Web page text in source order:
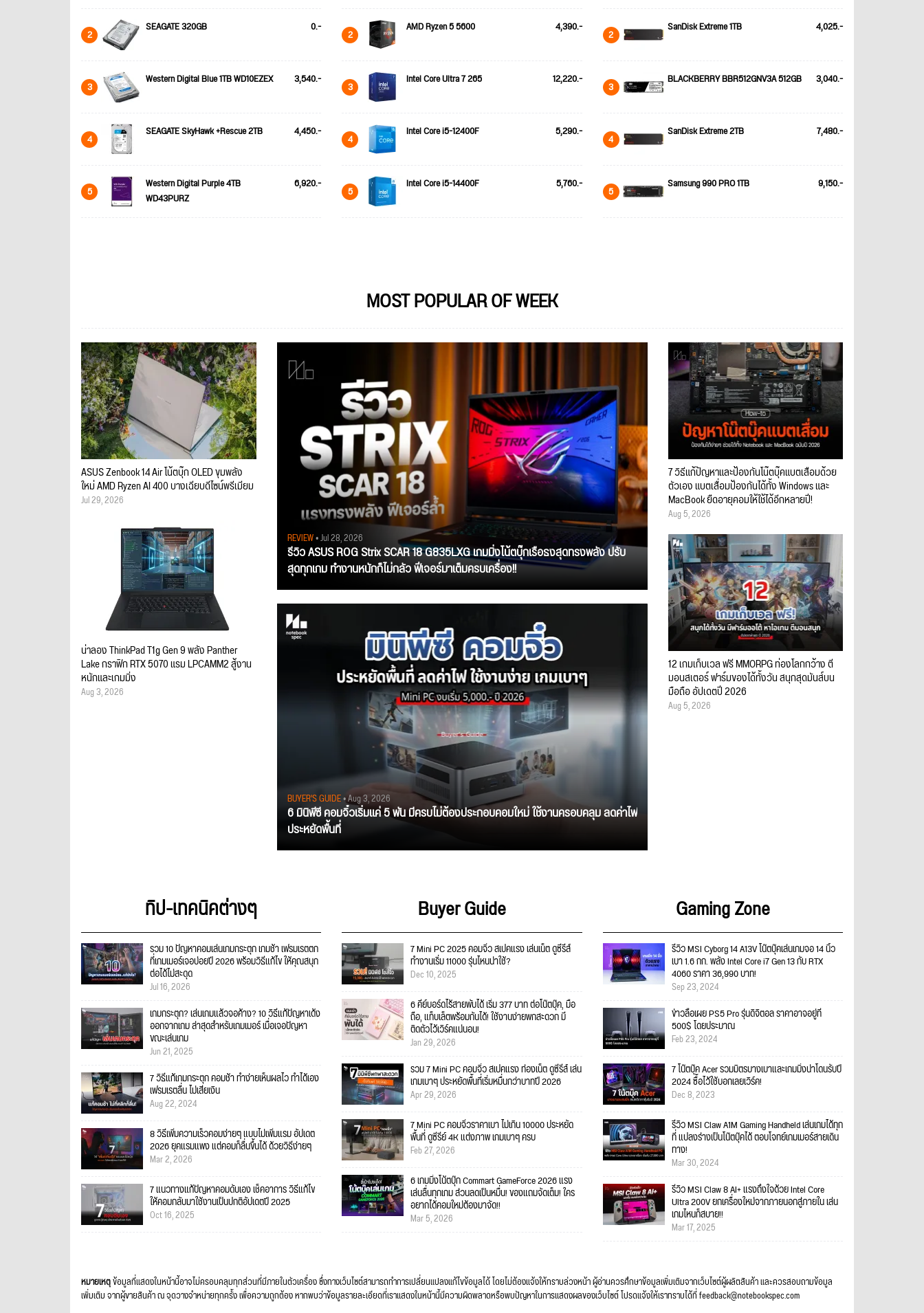
2 SEAGATE 320GB 0.-
3 Western Digital Blue 1TB WD10EZEX 3,540.-
4 SEAGATE SkyHawk +Rescue 2TB 4,450.-
5
Western Digital Purple 4TB
WD43PURZ
6,920.-
2 AMD Ryzen 5 5600 4,390.-
3 Intel Core Ultra 7 265 12,220.-
4 Intel Core i5-12400F 5,290.-
5 Intel Core i5-14400F 5,760.-
2 SanDisk Extreme 1TB 4,025.-
3 BLACKBERRY BBR512GNV3A 512GB 3,040.-
4 SanDisk Extreme 2TB 7,480.-
5 Samsung 990 PRO 1TB 9,150.-
MOST POPULAR OF WEEK
REVIEW• Jul 28, 2026
รีวิว ASUS ROG Strix SCAR 18 G835LXG เกมมิ่งโน้ตบุ๊กเรือธงสุดทรงพลัง ปรับ
สุดทุกเกม ทำงานหนักก็ไม่กลัว ฟีเจอร์มาเต็มครบเครื่อง!!
BUYER'S GUIDE• Aug 3, 2026
6 มินิพีซี คอมจิ๋วเริ่มแค่ 5 พัน มีครบไม่ต้องประกอบคอมใหม่ ใช้งานครอบคลุม ลดค่าไฟ
ประหยัดพื้นที่
ASUS Zenbook 14 Air โน้ตบุ๊ก OLED ขุมพลัง
ใหม่ AMD Ryzen AI 400 บางเฉียบดีไซน์พรีเมียม
Jul 29, 2026
น่าลอง ThinkPad T1g Gen 9 พลัง Panther
Lake กราฟิก RTX 5070 แรม LPCAMM2 สู้งาน
หนักและเกมมิ่ง
Aug 3, 2026
7 วิธีแก้ปัญหาและป้องกันโน๊ตบุ๊คแบตเสื่อมด้วย
ตัวเอง แบตเสื่อมป้องกันได้ทั้ง Windows และ
MacBook ยืดอายุคอมให้ใช้ได้อีกหลายปี!
Aug 5, 2026
12 เกมเก็บเวล ฟรี MMORPG ท่องโลกกว้าง ตี
มอนสเตอร์ ฟาร์มของได้ทั้งวัน สนุกสุดมันส์บน
มือถือ อัปเดตปี 2026
Aug 5, 2026
ทิป-เทคนิคต่างๆ
รวม 10 ปัญหาคอมเล่นเกมกระตุก เกมช้า เฟรมเรตตก
ที่เกมเมอร์เจอบ่อยปี 2026 พร้อมวิธีแก้ไข ให้คุณสนุก
ต่อได้ไม่สะดุด
Jul 16, 2026
เกมกระตุก? เล่นเกมแล้วจอค้าง? 10 วิธีแก้ปัญหาเด้ง
ออกจากเกม ล่าสุดสำหรับเกมเมอร์ เมื่อเจอปัญหา
ขณะเล่นเกม
Jun 21, 2025
7 วิธีแก้เกมกระตุก คอมช้า ทำง่ายเห็นผลไว ทำได้เอง
เฟรมเรตลื่น ไม่เสียเงิน
Aug 22, 2024
8 วิธีเพิ่มความเร็วคอมง่ายๆ แบบไม่เพิ่มแรม อัปเดต
2026 ยุคแรมแพง แต่คอมก็ลื่นขึ้นได้ ด้วยวิธีง่ายๆ
Mar 2, 2026
7 แนวทางแก้ปัญหาคอมดับเอง เช็คอาการ วิธีแก้ไข
ให้คอมกลับมาใช้งานเป็นปกติอัปเดตปี 2025
Oct 16, 2025
Buyer Guide
7 Mini PC 2025 คอมจิ๋ว สเปคแรง เล่นเน็ต ดูซีรีส์
ทำงานเริ่ม 11000 รุ่นไหนน่าใช้?
Dec 10, 2025
6 คีย์บอร์ดไร้สายพับได้ เริ่ม 377 บาท ต่อโน๊ตบุ๊ค, มือ
ถือ, แท็บเล็ตพร้อมกันได้! ใช้งานง่ายพกสะดวก มี
ติดตัวไว้เวิร์คแน่นอน!
Jan 29, 2026
รวม 7 Mini PC คอมจิ๋ว สเปคแรง ท่องเน็ต ดูซีรีส์ เล่น
เกมเบาๆ ประหยัดพื้นที่เริ่มหมื่นกว่าบาทปี 2026
Apr 29, 2026
7 Mini PC คอมจิ๋วราคาเบา ไม่เกิน 10000 ประหยัด
พื้นที่ ดูซีรีย์ 4K แต่งภาพ เกมเบาๆ ครบ
Feb 27, 2026
6 เกมมิ่งโน้ตบุ๊ก Commart GameForce 2026 แรง
เล่นลื่นทุกเกม ส่วนลดเป็นหมื่น! ของแถมจัดเต็ม! ใคร
อยากได้คอมใหม่ต้องมาจัด!!
Mar 5, 2026
Gaming Zone
รีวิว MSI Cyborg 14 A13V โน๊ตบุ๊คเล่นเกมจอ 14 นิ้ว
เบา 1.6 กก. พลัง Intel Core i7 Gen 13 กับ RTX
4060 ราคา 36,990 บาท!
Sep 23, 2024
ข่าวลือเผย PS5 Pro รุ่นดิจิตอล ราคาอาจอยู่ที่
500$ โดยประมาณ
Feb 23, 2024
7 โน๊ตบุ๊ค Acer รวมมิตรบางเบาและเกมมิ่งน่าโดนรับปี
2024 ซื้อไว้ใช้บอกเลยเวิร์ค!
Dec 8, 2023
รีวิว MSI Claw A1M Gaming Handheld เล่นเกมได้ทุก
ที่ แปลงร่างเป็นโน๊ตบุ๊คได้ ตอบโจทย์เกมเมอร์สายเดิน
ทาง!
Mar 30, 2024
รีวิว MSI Claw 8 AI+ แรงถึงใจด้วย Intel Core
Ultra 200V ยกเครื่องใหม่จากภายนอกสู่ภายใน เล่น
เกมไหนก็สบาย!!
Mar 17, 2025
หมายเหตุข้อมูลที่แสดงในหน้านี้อาจไม่ครอบคลุมทุกส่วนที่มีภายในตัวเครื่อง ซึ่งทางเว็บไซต์สามารถทำการเปลี่ยนแปลงแก้ไขข้อมูลได้ โดยไม่ต้องแจ้งให้ทราบล่วงหน้า ผู้อ่านควรศึกษาข้อมูลเพิ่มเติมจากเว็บไซต์ผู้ผลิตสินค้า และควรสอบถามข้อมูล
เพิ่มเติม จากผู้ขายสินค้า ณ จุดวางจำหน่ายทุกครั้ง เพื่อความถูกต้อง หากพบว่าข้อมูลรายละเอียดที่เราแสดงในหน้านี้มีความผิดพลาดหรือพบปัญหาในการแสดงผลของเว็บไซต์ โปรดแจ้งให้เราทราบได้ที่ feedback@notebookspec.com